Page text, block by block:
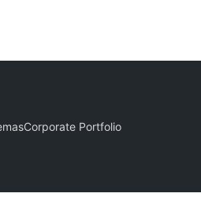
Corporate Portfolio